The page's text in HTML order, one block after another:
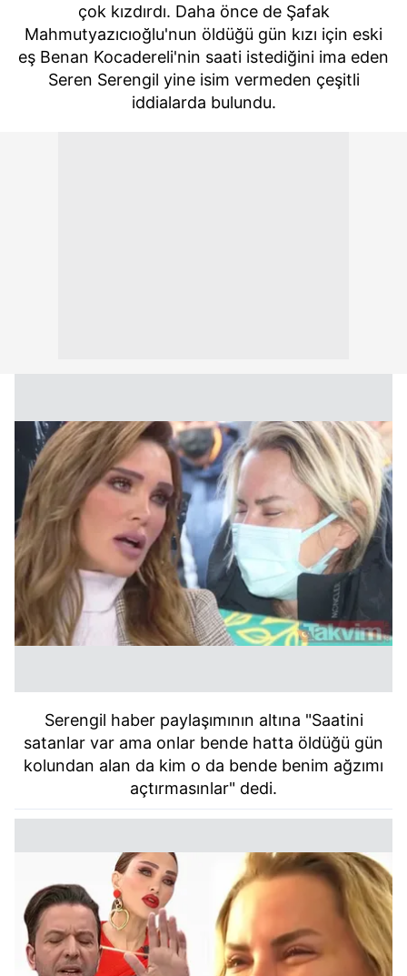
çok kızdırdı. Daha önce de Şafak
Mahmutyazıcıoğlu'nun öldüğü gün kızı için eski
eş Benan Kocadereli'nin saati istediğini ima eden
Seren Serengil yine isim vermeden çeşitli
iddialarda bulundu.
Serengil haber paylaşımının altına "Saatini
satanlar var ama onlar bende hatta öldüğü gün
kolundan alan da kim o da bende benim ağzımı
açtırmasınlar" dedi.